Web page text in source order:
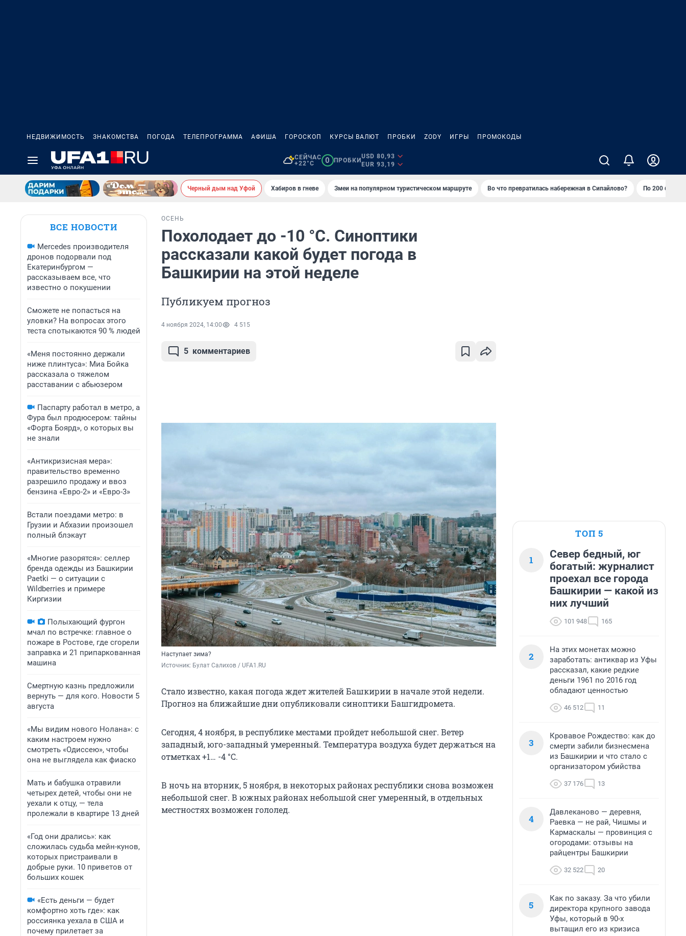
НЕДВИЖИМОСТЬ ЗНАКОМСТВА ПОГОДА ТЕЛЕПРОГРАММА АФИША ГОРОСКОП КУРСЫ ВАЛЮТ ПРОБКИ ZODY ИГРЫ ПРОМОКОДЫ
СЕЙЧАС
+22°C
0 ПРОБКИ
USD 80,93
EUR 93,19
Черный дым над Уфой Хабиров в гневе Змеи на популярном туристическом маршруте Во что превратилась набережная в Сипайлово? По 200
ВСЕ НОВОСТИ
Mercedes производителя
дронов подорвали под
Екатеринбургом —
рассказываем все, что
известно о покушении
Сможете не попасться на
уловки? На вопросах этого
теста спотыкаются 90 % людей
«Меня постоянно держали
ниже плинтуса»: Миа Бойка
рассказала о тяжелом
расставании с абьюзером
Паспарту работал в метро, а
Фура был продюсером: тайны
«Форта Боярд», о которых вы
не знали
«Антикризисная мера»:
правительство временно
разрешило продажу и ввоз
бензина «Евро-2» и «Евро-3»
Встали поездами метро: в
Грузии и Абхазии произошел
полный блэкаут
«Многие разорятся»: селлер
бренда одежды из Башкирии
Paetki — о ситуации с
Wildberries и примере
Киргизии
Полыхающий фургон
мчал по встречке: главное о
пожаре в Ростове, где сгорели
заправка и 21 припаркованная
машина
Смертную казнь предложили
вернуть — для кого. Новости 5
августа
«Мы видим нового Нолана»: с
каким настроем нужно
смотреть «Одиссею», чтобы
она не выглядела как фиаско
Мать и бабушка отравили
четырех детей, чтобы они не
уехали к отцу, — тела
пролежали в квартире 13 дней
«Год они дрались»: как
сложилась судьба мейн-кунов,
которых пристраивали в
добрые руки. 10 приветов от
больших кошек
«Есть деньги — будет
комфортно хоть где»: как
россиянка уехала в США и
почему прилетает за
ОСЕНЬ
Похолодает до -10 °С. Синоптики
рассказали какой будет погода в
Башкирии на этой неделе
Публикуем прогноз
4 ноября 2024, 14:00 4 515
5 комментариев
Наступает зима?
Источник: Булат Салихов / UFA1.RU
Стало известно, какая погода ждет жителей Башкирии в начале этой недели.
Прогноз на ближайшие дни опубликовали синоптики Башгидромета.
Сегодня, 4 ноября, в республике местами пройдет небольшой снег. Ветер
западный, юго-западный умеренный. Температура воздуха будет держаться на
отметках +1… -4 °С.
В ночь на вторник, 5 ноября, в некоторых районах республики снова возможен
небольшой снег. В южных районах небольшой снег умеренный, в отдельных
местностях возможен гололед.
ТОП 5
1
Север бедный, юг
богатый: журналист
проехал все города
Башкирии — какой из
них лучший
101 948 165
2
На этих монетах можно
заработать: антиквар из Уфы
рассказал, какие редкие
деньги 1961 по 2016 год
обладают ценностью
46 512 11
3
Кровавое Рождество: как до
смерти забили бизнесмена
из Башкирии и что стало с
организатором убийства
37 176 13
4
Давлеканово — деревня,
Раевка — не рай, Чишмы и
Кармаскалы — провинция с
огородами: отзывы на
райцентры Башкирии
32 522 20
5
Как по заказу. За что убили
директора крупного завода
Уфы, который в 90-х
вытащил его из кризиса